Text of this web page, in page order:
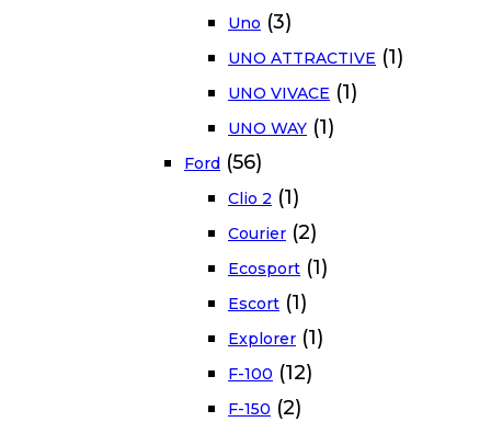
Uno (3)
UNO ATTRACTIVE (1)
UNO VIVACE (1)
UNO WAY (1)
Ford (56)
Clio 2 (1)
Courier (2)
Ecosport (1)
Escort (1)
Explorer (1)
F-100 (12)
F-150 (2)